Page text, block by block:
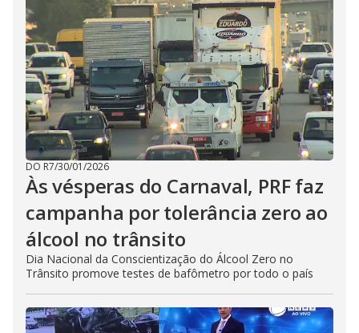
DO R7/30/01/2026
Às vésperas do Carnaval, PRF faz
campanha por tolerância zero ao
álcool no trânsito
Dia Nacional da Conscientização do Álcool Zero no
Trânsito promove testes de bafômetro por todo o país